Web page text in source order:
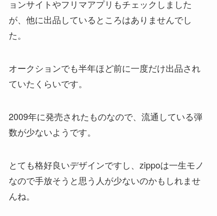
ョンサイトやフリマアプリもチェックしました
が、他に出品しているところはありませんでし
た。
オークションでも半年ほど前に一度だけ出品され
ていたくらいです。
2009年に発売されたものなので、流通している弾
数が少ないようです。
とても格好良いデザインですし、zippoは一生モノ
なので手放そうと思う人が少ないのかもしれませ
んね。